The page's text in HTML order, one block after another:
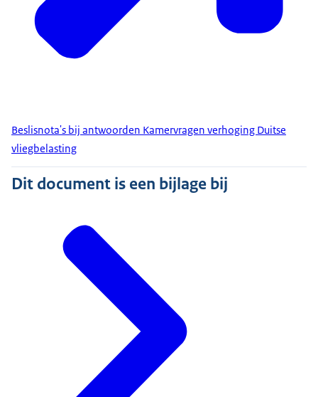
Beslisnota's bij antwoorden Kamervragen verhoging Duitse
vliegbelasting
Dit document is een bijlage bij